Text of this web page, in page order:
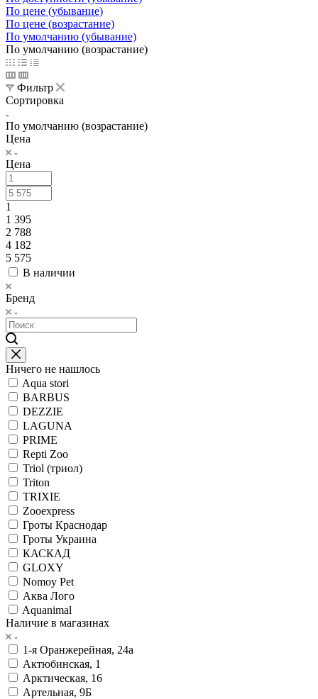
По цене (убывание)
По цене (возрастание)
По умолчанию (убывание)
По умолчанию (возрастание)
Фильтр
Сортировка
По умолчанию (возрастание)
Цена
Цена
1
1 395
2 788
4 182
5 575
В наличии
Бренд
Ничего не нашлось
Aqua stori
BARBUS
DEZZIE
LAGUNA
PRIME
Repti Zoo
Triol (триол)
Triton
TRIXIE
Zooexpress
Гроты Краснодар
Гроты Украина
КАСКАД
GLOXY
Nomoy Pet
Аква Лого
Aquanimal
Наличие в магазинах
1-я Оранжерейная, 24а
Актюбинская, 1
Арктическая, 16
Артельная, 9Б